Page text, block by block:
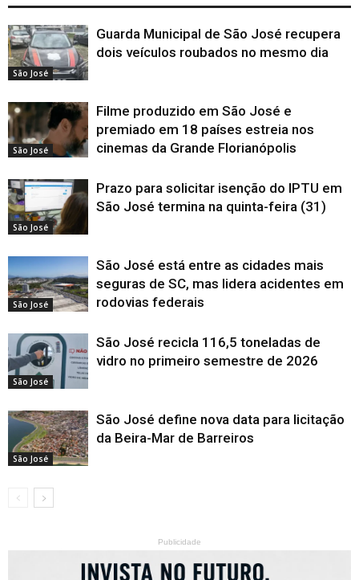
São José
Guarda Municipal de São José recupera
dois veículos roubados no mesmo dia
São José
Filme produzido em São José e
premiado em 18 países estreia nos
cinemas da Grande Florianópolis
São José
Prazo para solicitar isenção do IPTU em
São José termina na quinta-feira (31)
São José
São José está entre as cidades mais
seguras de SC, mas lidera acidentes em
rodovias federais
São José
São José recicla 116,5 toneladas de
vidro no primeiro semestre de 2026
São José
São José define nova data para licitação
da Beira-Mar de Barreiros
Publicidade